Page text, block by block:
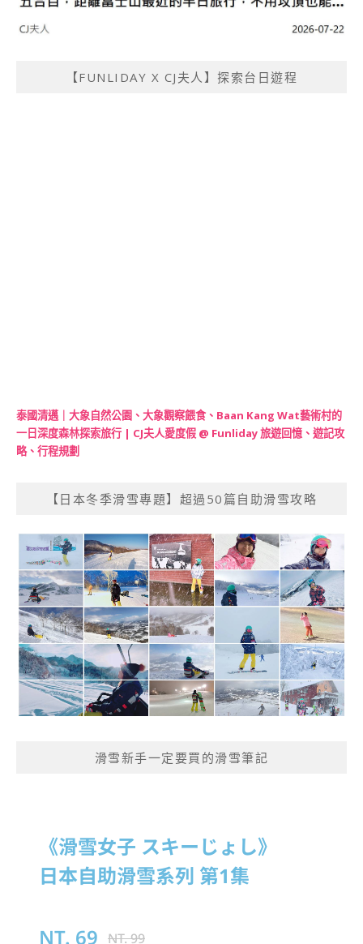
【FUNLIDAY X CJ夫人】探索台日遊程
泰國清邁｜大象自然公園、大象觀察餵食、Baan Kang Wat藝術村的
一日深度森林探索旅行 | CJ夫人愛度假 @ Funliday 旅遊回憶、遊記攻
略、行程規劃
【日本冬季滑雪專題】超過50篇自助滑雪攻略
滑雪新手一定要買的滑雪筆記